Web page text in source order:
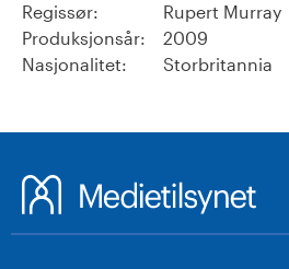
Regissør:
Rupert Murray
Produksjonsår:
2009
Nasjonalitet:
Storbritannia